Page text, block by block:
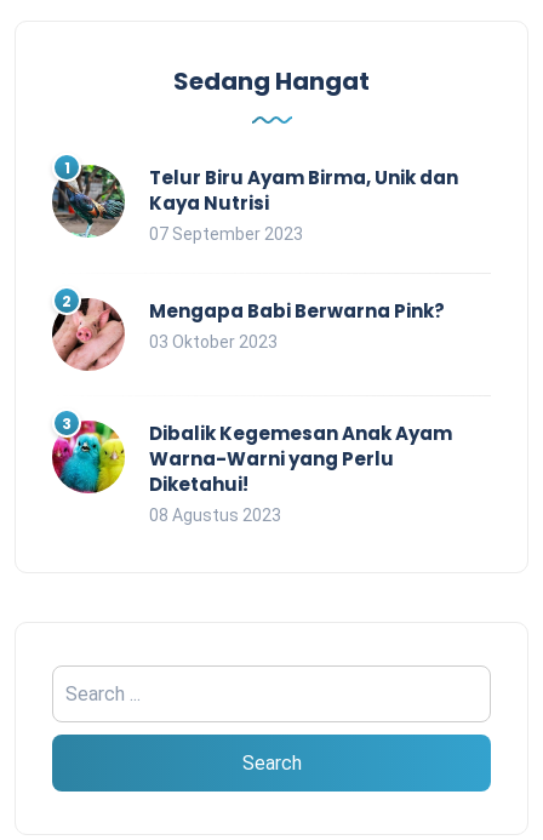
Sedang Hangat
Telur Biru Ayam Birma, Unik dan
Kaya Nutrisi
07 September 2023
Mengapa Babi Berwarna Pink?
03 Oktober 2023
Dibalik Kegemesan Anak Ayam
Warna-Warni yang Perlu
Diketahui!
08 Agustus 2023